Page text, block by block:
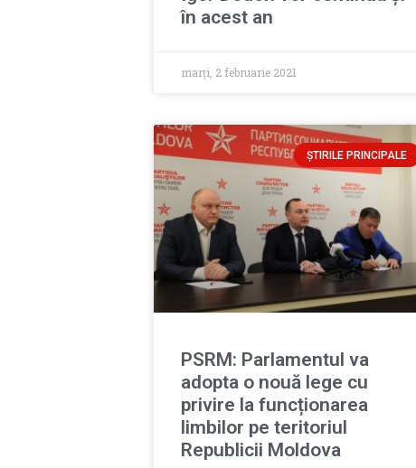
în acest an
marți, 2 februarie 2021
ȘTIRILE PRINCIPALE
PSRM: Parlamentul va
adopta o nouă lege cu
privire la funcționarea
limbilor pe teritoriul
Republicii Moldova